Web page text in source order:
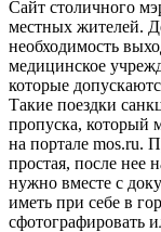
Сайт столичного
местных жителей.
необходимость
медицинское
которые
Такие поездки
пропуска, который
на портале mos.ru.
простая, после нее
нужно вместе с
иметь при себе в
сфотографировать